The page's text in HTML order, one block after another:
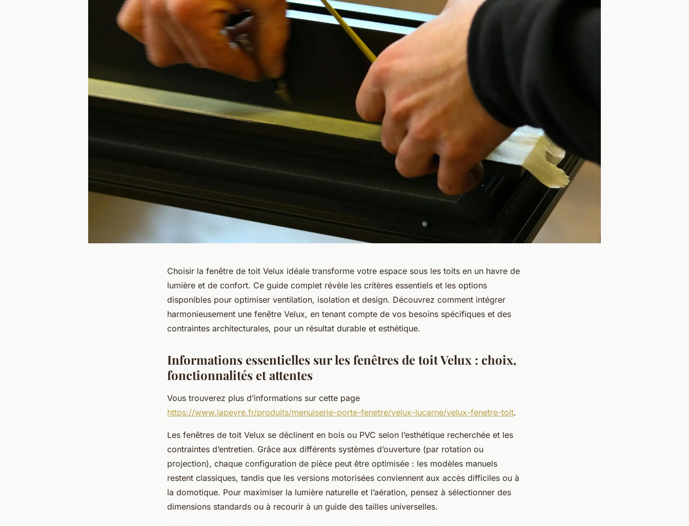
Choisir la fenêtre de toit Velux idéale transforme votre espace sous les toits en un havre de
lumière et de confort. Ce guide complet révèle les critères essentiels et les options
disponibles pour optimiser ventilation, isolation et design. Découvrez comment intégrer
harmonieusement une fenêtre Velux, en tenant compte de vos besoins spécifiques et des
contraintes architecturales, pour un résultat durable et esthétique.
Informations essentielles sur les fenêtres de toit Velux : choix,
fonctionnalités et attentes
Vous trouverez plus d’informations sur cette page
https://www.lapeyre.fr/produits/menuiserie-porte-fenetre/velux-lucarne/velux-fenetre-toit.
Les fenêtres de toit Velux se déclinent en bois ou PVC selon l’esthétique recherchée et les
contraintes d’entretien. Grâce aux différents systèmes d’ouverture (par rotation ou
projection), chaque configuration de pièce peut être optimisée : les modèles manuels
restent classiques, tandis que les versions motorisées conviennent aux accès difficiles ou à
la domotique. Pour maximiser la lumière naturelle et l’aération, pensez à sélectionner des
dimensions standards ou à recourir à un guide des tailles universelles.